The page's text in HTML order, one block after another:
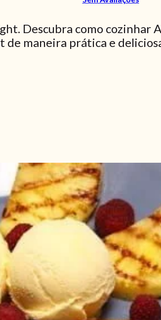
Descubra como cozinhar
de maneira prática e